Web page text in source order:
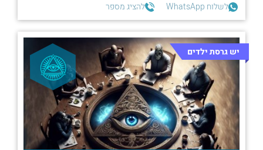
לשלוח WhatsApp
להציג מספר
יש גרסת ילדים